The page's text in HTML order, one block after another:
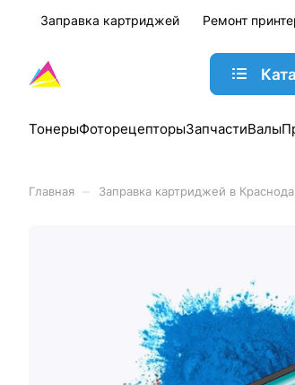
Заправка картриджей Ремонт
ТонерыФоторецепторыЗапчастиВалы
Главная Заправка картриджей в